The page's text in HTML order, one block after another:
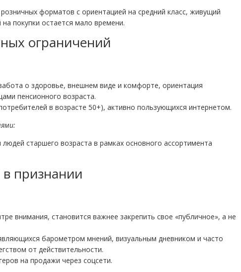
форматов с ориентацией на средний класс, живущий
покупки остается мало времени.
ограничений
о здоровье, внешнем виде и комфорте, ориентация
пенсионного возраста.
в возрасте 50+), активно пользующихся интернетом.
старшего возраста в рамках основного ассортимента
в признании
внимания, становится важнее закрепить свое «публичное», а не
барометром мнений, визуальным дневником и часто
от действительности.
на продажи через соцсети.